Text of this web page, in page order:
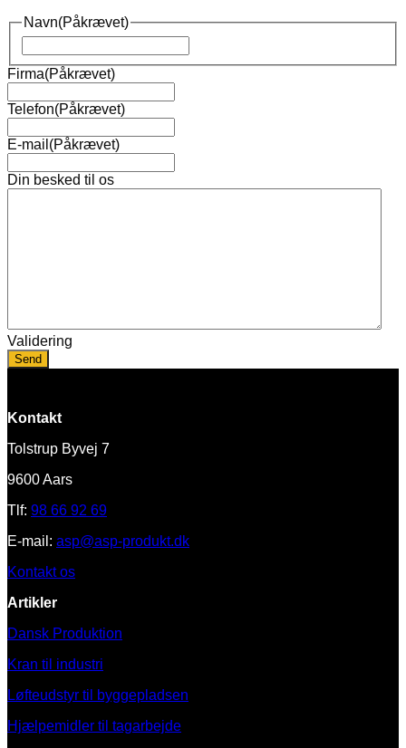
Navn(Påkrævet)
Firma(Påkrævet)
Telefon(Påkrævet)
E-mail (Påkrævet)
Din besked til os
Validering
Kontakt
Tolstrup Byvej 7
9600 Aars
Tlf: 98 66 92 69
E-mail: asp@asp-produkt.dk
Kontakt os
Artikler
Dansk Produktion
Kran til industri
Løfteudstyr til byggepladsen
Hjælpemidler til tagarbejde